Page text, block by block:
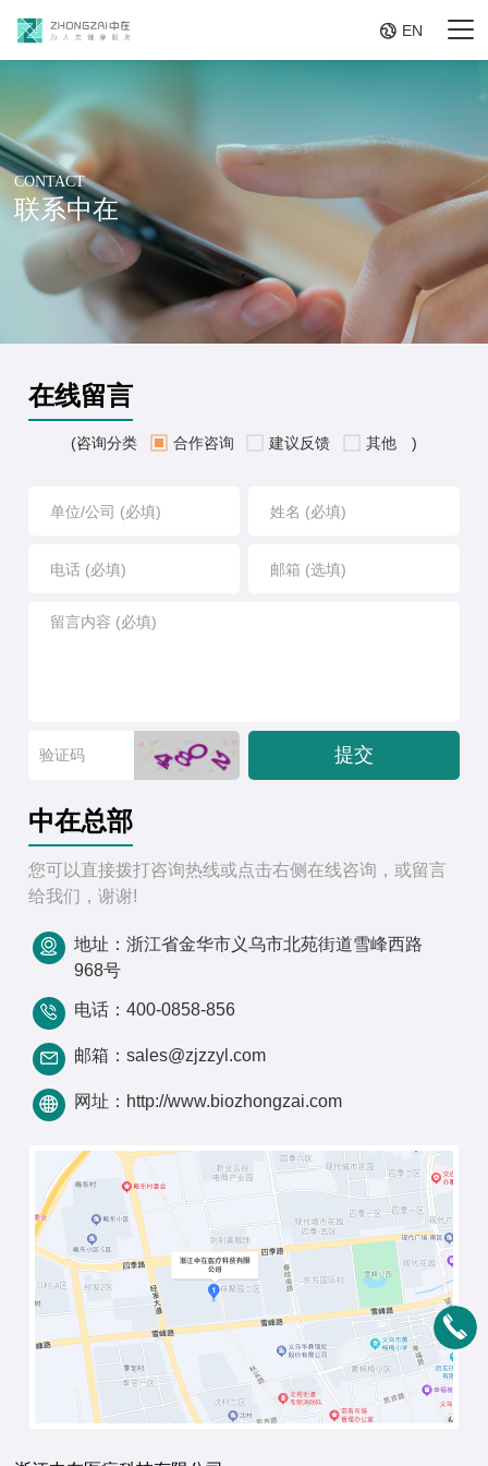
 EN
CONTACT
联系中在
在线留言
(咨询分类 合作咨询 建议反馈 其他 )
提交
中在总部
您可以直接拨打咨询热线或点击右侧在线咨询，或留言
给我们，谢谢!
地址：浙江省金华市义乌市北苑街道雪峰西路
968号
电话：400-0858-856
邮箱：sales@zjzzyl.com
网址：http://www.biozhongzai.com